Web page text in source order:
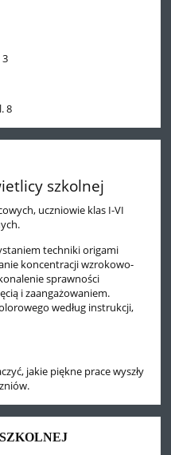
8
szkolnej
uczniowie klas I-VI
techniki origami
koncentracji wzrokowo-
sprawności
i zaangażowaniem.
według instrukcji,
jakie piękne prace wyszły